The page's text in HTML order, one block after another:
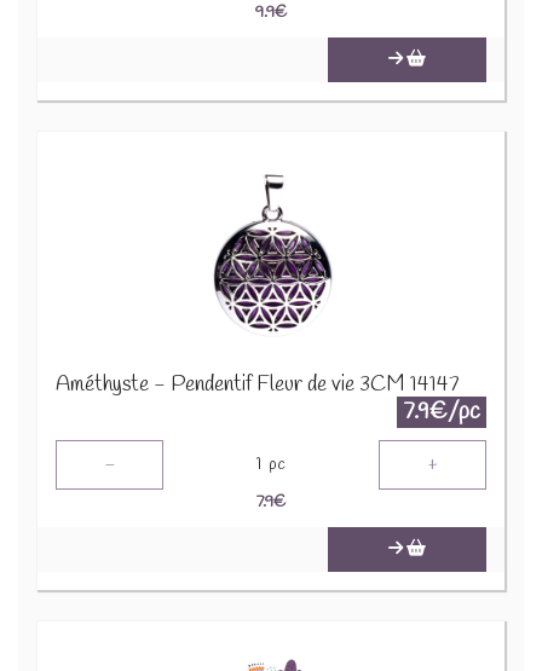
9.9€
Améthyste - Pendentif Fleur de vie 3CM 14147
7.9€/pc
- 1 pc +
7.9€